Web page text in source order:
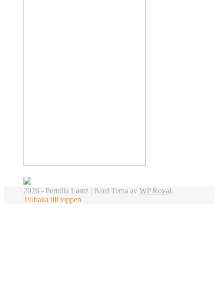
2026 - Pernilla Lantz | Bard Tema av WP Royal.
Tillbaka till toppen